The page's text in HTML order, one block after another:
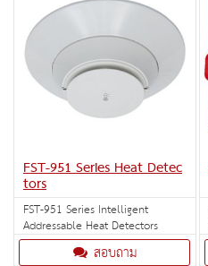
FST-951 Series Heat Detec
tors
FST-951 Series Intelligent
Addressable Heat Detectors
สอบถาม